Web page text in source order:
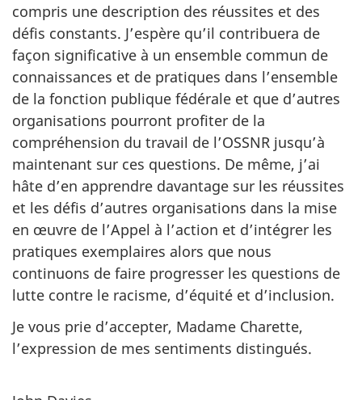
compris une description des réussites et des
défis constants. J’espère qu’il contribuera de
façon significative à un ensemble commun de
connaissances et de pratiques dans l’ensemble
de la fonction publique fédérale et que d’autres
organisations pourront profiter de la
compréhension du travail de l’OSSNR jusqu’à
maintenant sur ces questions. De même, j’ai
hâte d’en apprendre davantage sur les réussites
et les défis d’autres organisations dans la mise
en œuvre de l’Appel à l’action et d’intégrer les
pratiques exemplaires alors que nous
continuons de faire progresser les questions de
lutte contre le racisme, d’équité et d’inclusion.
Je vous prie d’accepter, Madame Charette,
l’expression de mes sentiments distingués.